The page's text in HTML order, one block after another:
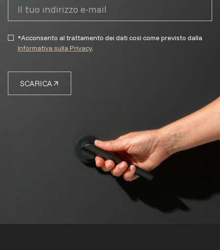
SCARICA
*Acconsento al trattamento dei dati così come previsto dalla
Informativa sulla Privacy.